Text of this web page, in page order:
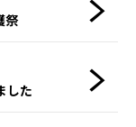
祭
した